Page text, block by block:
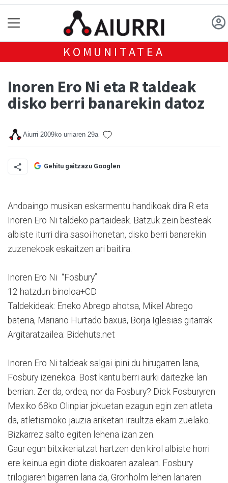
KOMUNITATEA
Inoren Ero Ni eta R taldeak
disko berri banarekin datoz
Aiurri 2009ko urriaren 29a
Gehitu gaitzazu Googlen
Andoaingo musikan eskarmentu handikoak dira R eta
Inoren Ero Ni taldeko partaideak. Batzuk zein besteak
albiste iturri dira sasoi honetan, disko berri banarekin
zuzenekoak eskaitzen ari baitira.
Inoren Ero Ni “Fosbury”
12 hatzdun binoloa+CD
Taldekideak: Eneko Abrego ahotsa, Mikel Abrego
bateria, Mariano Hurtado baxua, Borja Iglesias gitarrak.
Argitaratzailea: Bidehuts.net
Inoren Ero Ni taldeak salgai ipini du hirugarren lana,
Fosbury izenekoa. Bost kantu berri aurki daitezke lan
berrian. Zer da, ordea, nor da Fosbury? Dick Fosburyren
Mexiko 68ko Olinpiar jokuetan ezagun egin zen atleta
da, atletismoko jauzia ariketan iraultza ekarri zuelako.
Bizkarrez salto egiten lehena izan zen.
Gaur egun bitxikeriatzat hartzen den kirol albiste horri
ere keinua egin diote diskoaren azalean. Fosbury
trilogiaren bigarren lana da, Gronhölm lehen lanaren